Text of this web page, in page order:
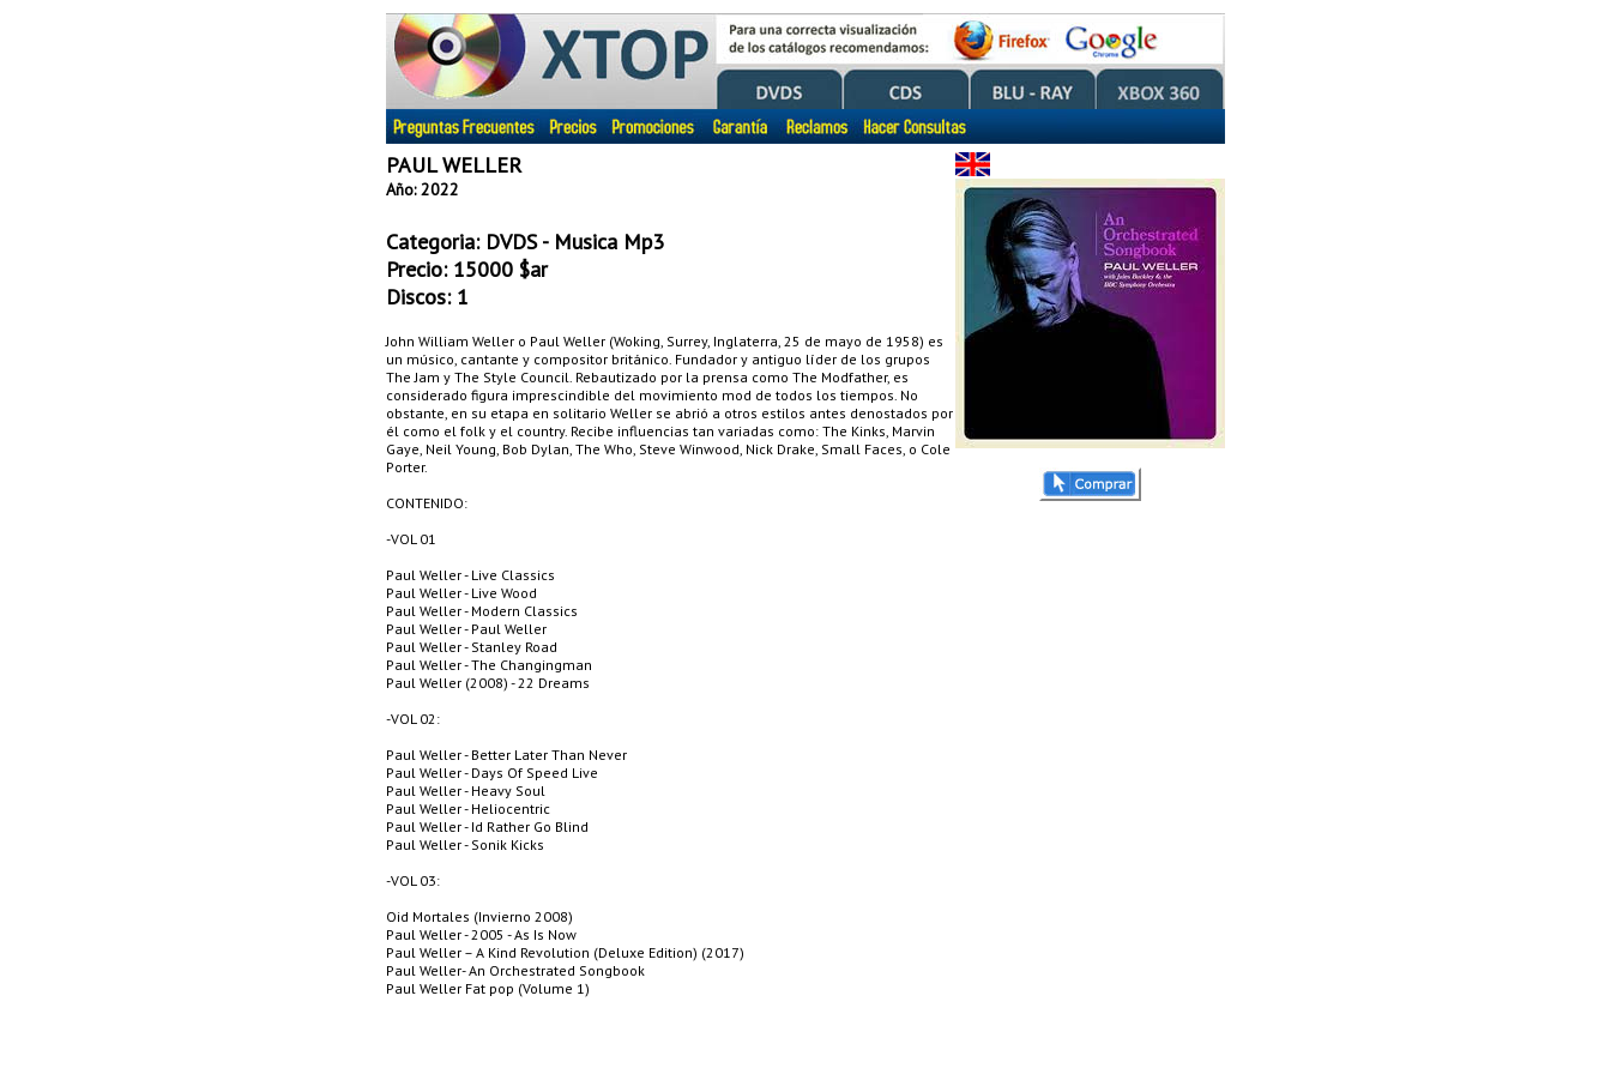
PAUL WELLER
Año: 2022
Categoria: DVDS - Musica Mp3
Precio: 15000 $ar
Discos: 1
John William Weller o Paul Weller (Woking, Surrey, Inglaterra, 25 de mayo de 1958) es
un músico, cantante y compositor británico. Fundador y antiguo líder de los grupos
The Jam y The Style Council. Rebautizado por la prensa como The Modfather, es
considerado figura imprescindible del movimiento mod de todos los tiempos. No
obstante, en su etapa en solitario Weller se abrió a otros estilos antes denostados por
él como el folk y el country. Recibe influencias tan variadas como: The Kinks, Marvin
Gaye, Neil Young, Bob Dylan, The Who, Steve Winwood, Nick Drake, Small Faces, o Cole
Porter.
CONTENIDO:
-VOL 01
Paul Weller - Live Classics
Paul Weller - Live Wood
Paul Weller - Modern Classics
Paul Weller - Paul Weller
Paul Weller - Stanley Road
Paul Weller - The Changingman
Paul Weller (2008) - 22 Dreams
-VOL 02:
Paul Weller - Better Later Than Never
Paul Weller - Days Of Speed Live
Paul Weller - Heavy Soul
Paul Weller - Heliocentric
Paul Weller - Id Rather Go Blind
Paul Weller - Sonik Kicks
-VOL 03:
Oid Mortales (Invierno 2008)
Paul Weller - 2005 - As Is Now
Paul Weller – A Kind Revolution (Deluxe Edition) (2017)
Paul Weller- An Orchestrated Songbook
Paul Weller Fat pop (Volume 1)